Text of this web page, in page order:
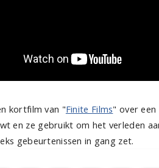
kortfilm van "Finite Films" over
en ze gebruikt om het verleden
gebeurtenissen in gang zet.